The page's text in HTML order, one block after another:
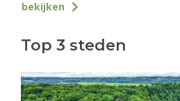
bekijken
Top 3 steden